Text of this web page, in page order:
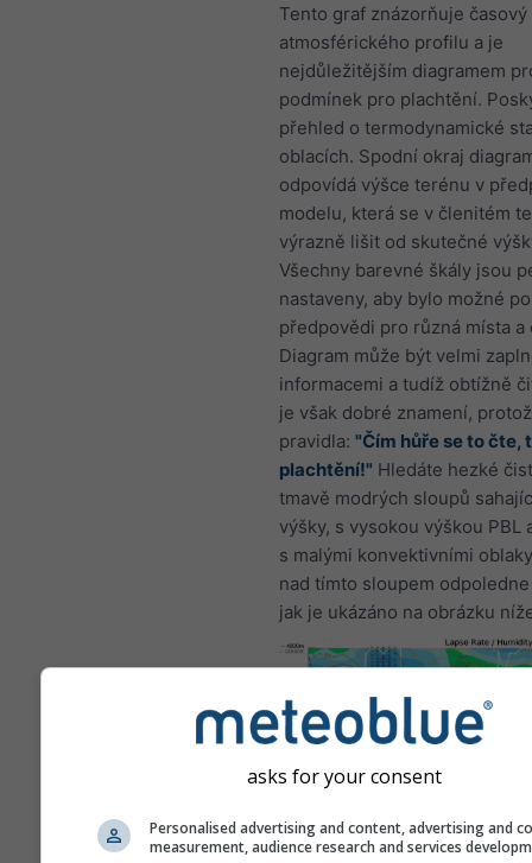
Tento graf znázorňuje
atmosférického profilu a je
nejdůležitějším diagramem
podmínek pro plachtění.
přehled o termodynamické
oblacích. Spodní okraj
odpovídá výšce terénu v
modelu, která se v členitém
výrazně lišit od skutečné
Všechny barevné škály jsou
nastaveny, aby bylo možné
předpovědi pro různá místa a
Diagram může být velmi
informacemi a tudíž obtížně
je však dobré znamení,
pravidla: "Čím hůře se to čte,
plachtění!" Hledáte hezké
tmavě modrých sloupů
výšky, s vysokou výškou PBL
s malými konvektivními
nad tímto sloupem
jak je ukázáno na obrázku
Toto je příklad vynikajících
asks for your consent
Personalised advertising and content, advertising and
measurement, audience research and services